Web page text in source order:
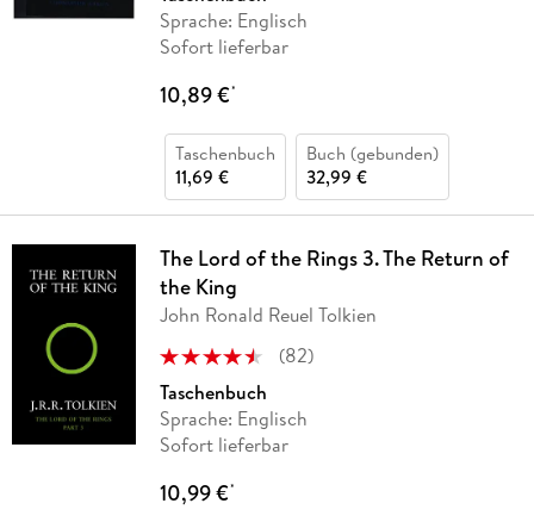
Sprache: Englisch
Sofort lieferbar
10,89 €*
Taschenbuch
11,69 €
Buch (gebunden)
32,99 €
The Lord of the Rings 3. The Return of
the King
John Ronald Reuel Tolkien
(82)
Taschenbuch
Sprache: Englisch
Sofort lieferbar
10,99 €*